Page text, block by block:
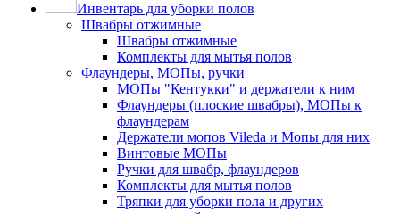
Инвентарь для уборки полов
Швабры отжимные
Швабры отжимные
Комплекты для мытья полов
Флаундеры, МОПы, ручки
МОПы "Кентукки" и держатели к ним
Флаундеры (плоские швабры), МОПы к
флаундерам
Держатели мопов Vileda и Мопы для них
Винтовые МОПы
Ручки для швабр, флаундеров
Комплекты для мытья полов
Тряпки для уборки пола и других